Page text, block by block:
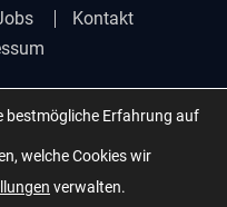
Kontakt
Schedl
bestmögliche Erfahrung auf
welche Cookies wir
verwalten.